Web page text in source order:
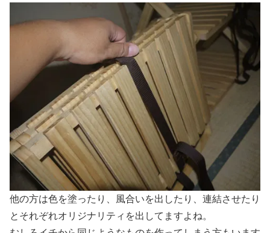
他の方は色を塗ったり、風合いを出したり、連結させたり
とそれぞれオリジナリティを出してますよね。